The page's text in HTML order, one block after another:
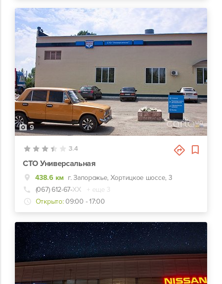
9
3.4
СТО Универсальная
438.6 км г. Запорожье, Хортицкое шоссе, 3
(067) 612-67-ХХ
+ еще 3
Открыто: 09:00 - 17:00